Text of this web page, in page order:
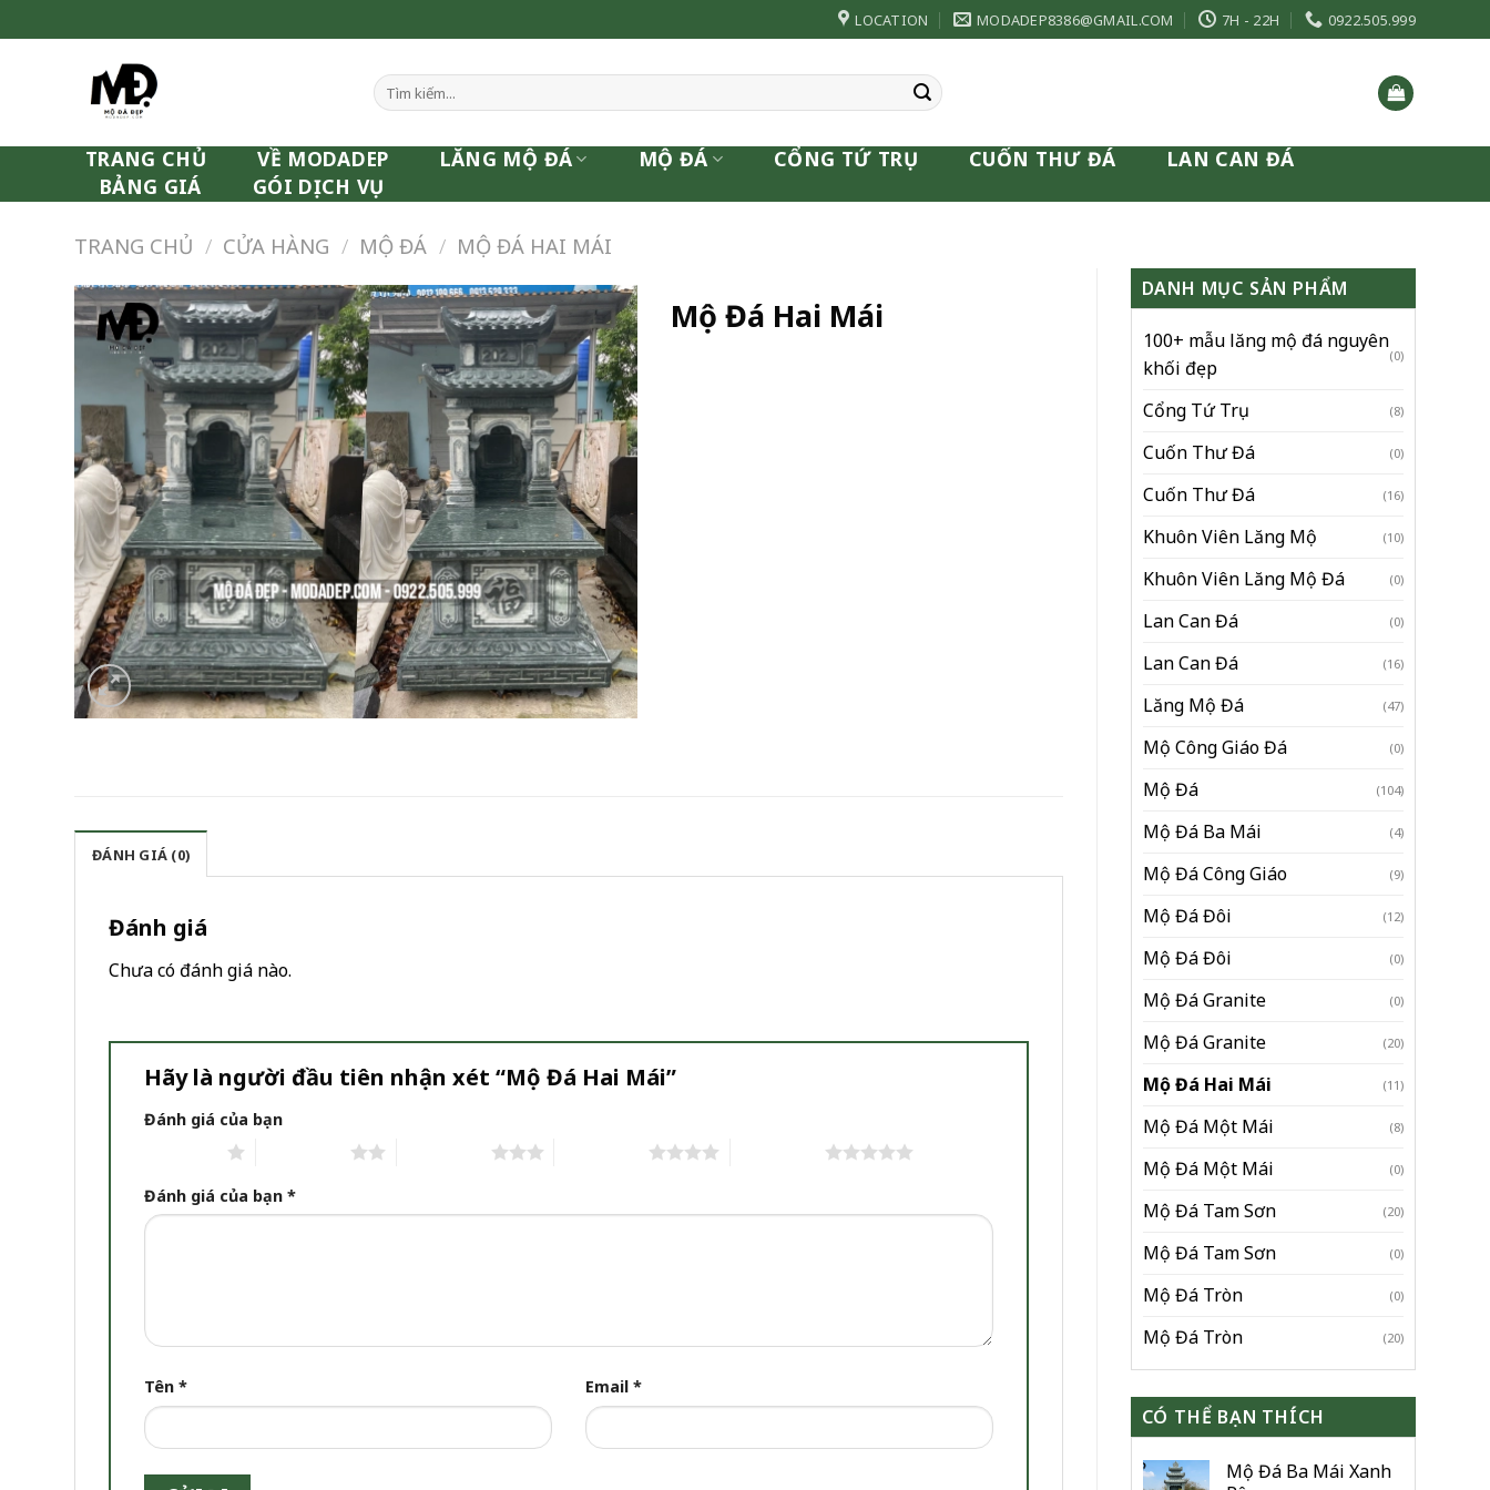
to
LOCATION MODADEP8386@GMAIL.COM 7H - 22H 0922.505.999
Tìm
kiếm:
TRANG CHỦ VỀ MODADEP LĂNG MỘ ĐÁ MỘ ĐÁ CỔNG TỨ TRỤ CUỐN THƯ ĐÁ
LAN CAN ĐÁ
BẢNG GIÁ
GÓI DỊCH VỤ
TRANG CHỦ / CỬA HÀNG / MỘ ĐÁ / MỘ ĐÁ HAI MÁI
DANH MỤC SẢN PHẨM
100+ mẫu lăng mộ đá nguyên
khối đẹp
(0)
Cổng Tứ Trụ (8)
Cuốn Thư Đá (0)
Cuốn Thư Đá (16)
Khuôn Viên Lăng Mộ (10)
Khuôn Viên Lăng Mộ Đá (0)
Lan Can Đá (0)
Lan Can Đá (16)
Lăng Mộ Đá (47)
Mộ Công Giáo Đá (0)
Mộ Đá (104)
Mộ Đá Ba Mái (4)
Mộ Đá Công Giáo (9)
Mộ Đá Đôi (12)
Mộ Đá Đôi (0)
Mộ Đá Granite (0)
Mộ Đá Granite (20)
Mộ Đá Hai Mái (11)
Mộ Đá Một Mái (8)
Mộ Đá Một Mái (0)
Mộ Đá Tam Sơn (20)
Mộ Đá Tam Sơn (0)
Mộ Đá Tròn (0)
Mộ Đá Tròn (20)
CÓ THỂ BẠN THÍCH
Mộ Đá Ba Mái Xanh
Mộ Đá Hai Mái
ĐÁNH GIÁ (0)
Đánh giá
Chưa có đánh giá nào.
Hãy là người đầu tiên nhận xét “Mộ Đá Hai Mái”
Đánh giá của bạn
Đánh giá của bạn *
Tên * Email *